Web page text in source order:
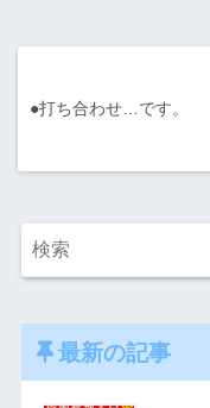
●打ち合わせ…です。
最新の記事